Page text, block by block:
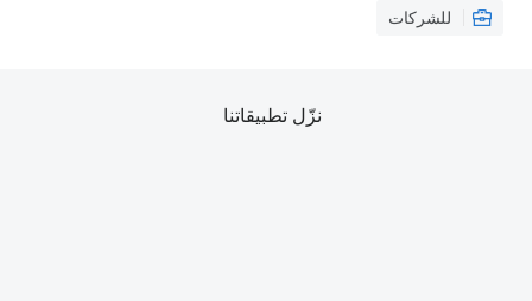
للشركات
نزّل تطبيقاتنا